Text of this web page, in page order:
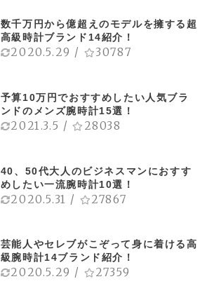
数千万円から億超えのモデルを擁する超
高級時計ブランド14紹介！
2020.5.29 / 30787
予算10万円でおすすめしたい人気ブラ
ンドのメンズ腕時計15選！
2021.3.5 / 28038
40、50代大人のビジネスマンにおすす
めしたい一流腕時計10選！
2020.5.31 / 27867
芸能人やセレブがこぞって身に着ける高
級腕時計14ブランド紹介！
2020.5.29 / 27359